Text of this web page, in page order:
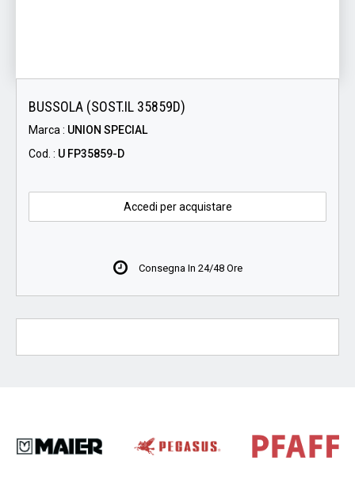
BUSSOLA (SOST.IL 35859D)
Marca : UNION SPECIAL
Cod. : U FP35859-D
Accedi per acquistare
Consegna In 24/48 Ore